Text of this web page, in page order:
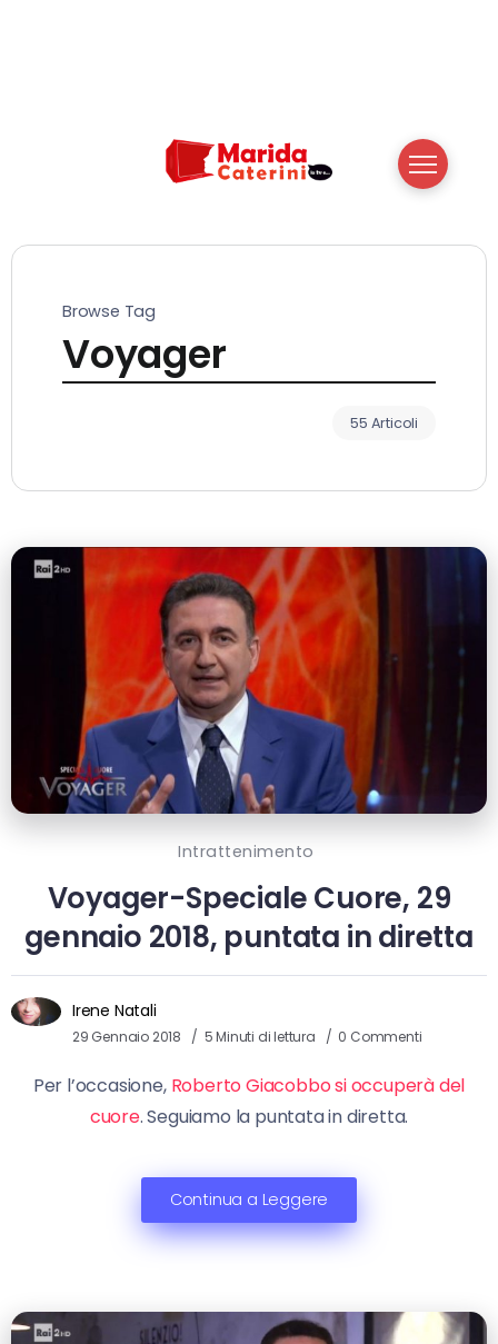
Browse Tag
Voyager
55 Articoli
Intrattenimento
Voyager-Speciale Cuore, 29
gennaio 2018, puntata in diretta
Irene Natali
29 Gennaio 2018 5 Minuti di lettura 0 Commenti
Per l’occasione, Roberto Giacobbo si occuperà del
cuore. Seguiamo la puntata in diretta.
Continua a Leggere